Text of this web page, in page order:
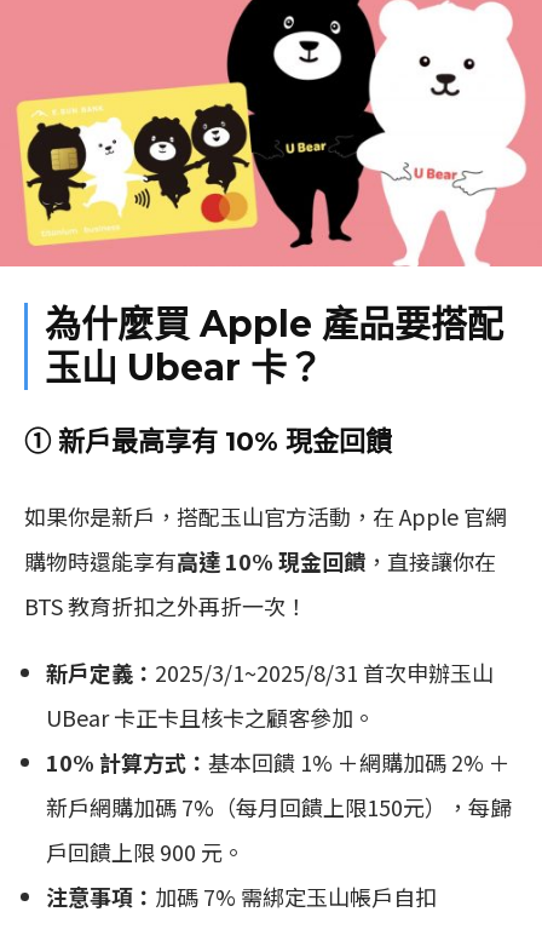
為什麼買 Apple 產品要搭配
玉山 Ubear 卡？
① 新戶最高享有 10% 現金回饋
如果你是新戶，搭配玉山官方活動，在 Apple 官網
購物時還能享有高達 10% 現金回饋 ，直接讓你在
BTS 教育折扣之外再折一次！
新戶定義： 2025/3/1~2025/8/31 首次申辦玉山
UBear 卡正卡且核卡之顧客參加。
10% 計算方式： 基本回饋 1% ＋網購加碼 2% ＋
新戶網購加碼 7%（每月回饋上限150元），每歸
戶回饋上限 900 元。
注意事項： 加碼 7% 需綁定玉山帳戶自扣